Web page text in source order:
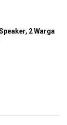
2 Warga